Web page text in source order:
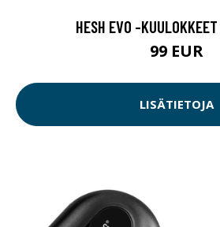
HESH EVO -
99 EUR
LISÄTIETOJA